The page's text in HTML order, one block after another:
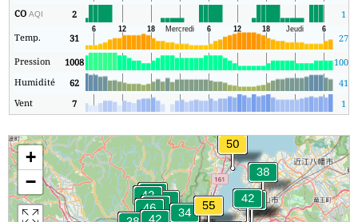
COAQI 2
1
Temp.
31
27
Pression
1008 1006
Humidité
62
41
Vent
7 1
+
−